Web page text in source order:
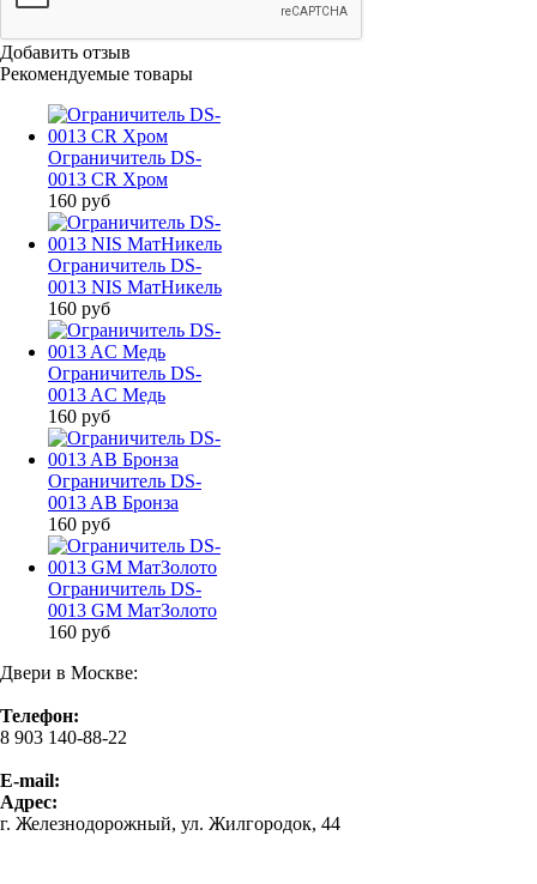
Добавить отзыв
Рекомендуемые товары
Ограничитель DS-
0013 CR Хром
160 руб
Ограничитель DS-
0013 NIS МатНикель
160 руб
Ограничитель DS-
0013 AC Медь
160 руб
Ограничитель DS-
0013 AB Бронза
160 руб
Ограничитель DS-
0013 GM МатЗолото
160 руб
Двери в Москве:
Телефон:
8 903 140-88-22
E-mail:
Адрес:
г. Железнодорожный, ул. Жилгородок, 44